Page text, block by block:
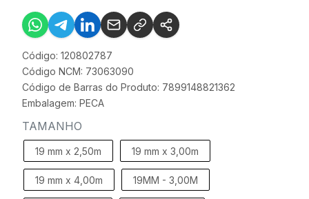
Código: 120802787
Código NCM: 73063090
Código de Barras do Produto: 7899148821362
Embalagem: PECA
TAMANHO
19 mm x 2,50m 19 mm x 3,00m
19 mm x 4,00m 19MM - 3,00M